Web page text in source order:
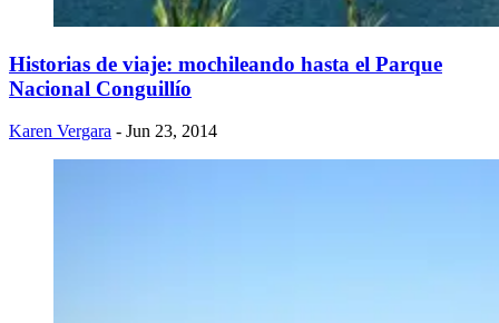
Historias de viaje: mochileando hasta el Parque
Nacional Conguillío
Karen Vergara - Jun 23, 2014